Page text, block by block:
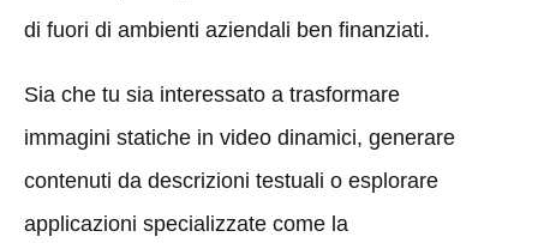
di fuori di ambienti aziendali ben finanziati.
Sia che tu sia interessato a trasformare
immagini statiche in video dinamici, generare
contenuti da descrizioni testuali o esplorare
applicazioni specializzate come la